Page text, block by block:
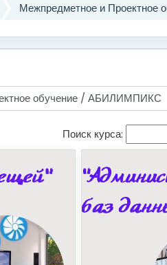
Межпредметное и Проектное
Поиск курса: